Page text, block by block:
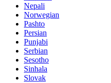
Nepali
Norwegian
Pashto
Persian
Punjabi
Serbian
Sesotho
Sinhala
Slovak